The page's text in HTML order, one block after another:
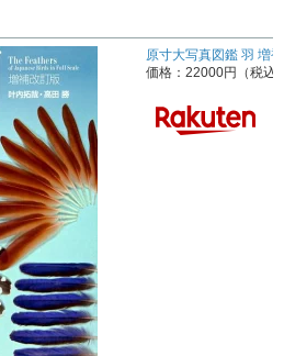
原寸大写真図鑑 羽 増
価格：22000円（税込